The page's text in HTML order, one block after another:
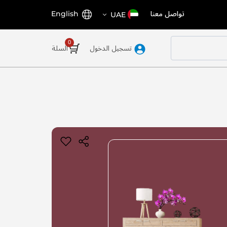
تواصل معنا اختر
المتجر
UAE اللغة English
السلة تسجيل الدخول